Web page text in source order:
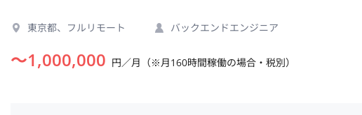
東京都、フルリモート バックエンドエンジニア
〜1,000,000 円／月（※月160時間稼働の場合・税別）